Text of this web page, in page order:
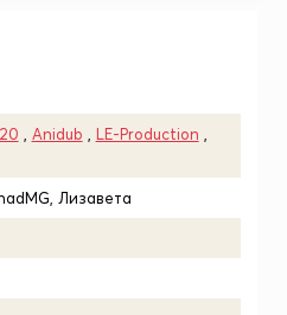
Anidub LE-Production
Лизавета